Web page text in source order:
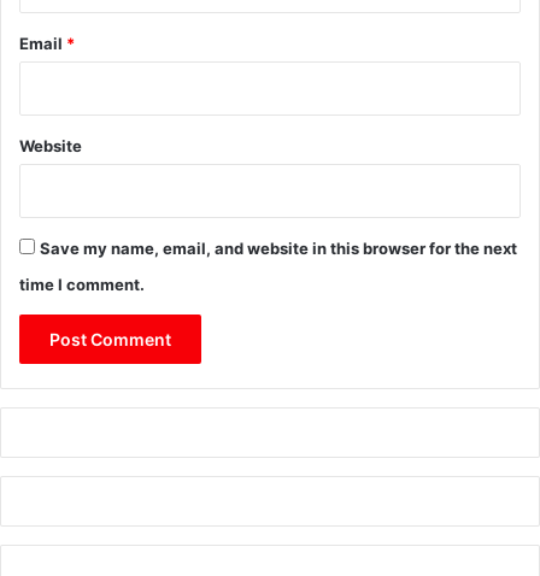
Email *
Website
Save my name, email, and website in this browser for the next
time I comment.